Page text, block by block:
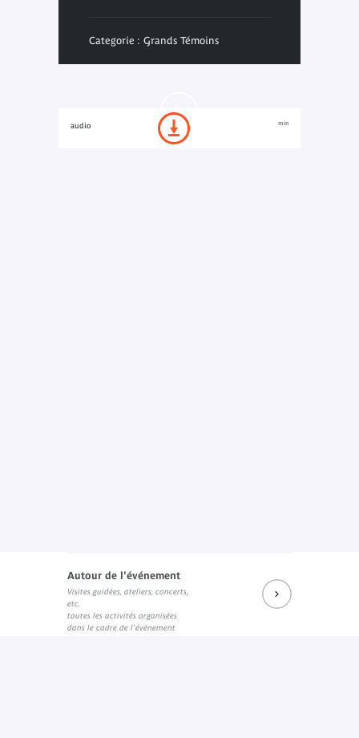
Categorie : Grands Témoins
audio min
Autour de l'événement
Visites guidées, ateliers, concerts,
etc.
toutes les activités organisées
dans le cadre de l'événement